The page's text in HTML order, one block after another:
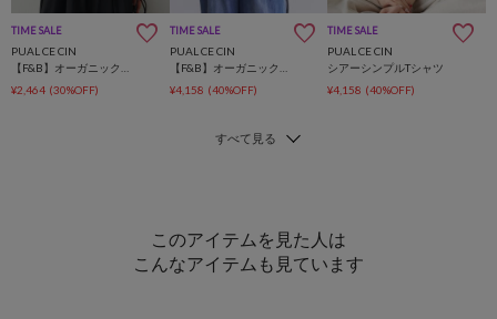
TIME SALE
PUAL CE CIN
¥2,464 (30%OFF)
TIME SALE
PUAL CE CIN
¥4,158 (40%OFF)
TIME SALE
PUAL CE CIN
シアーシンプルTシャツ
¥4,158 (40%OFF)
このアイテムを見た人は
こんなアイテムも見ています